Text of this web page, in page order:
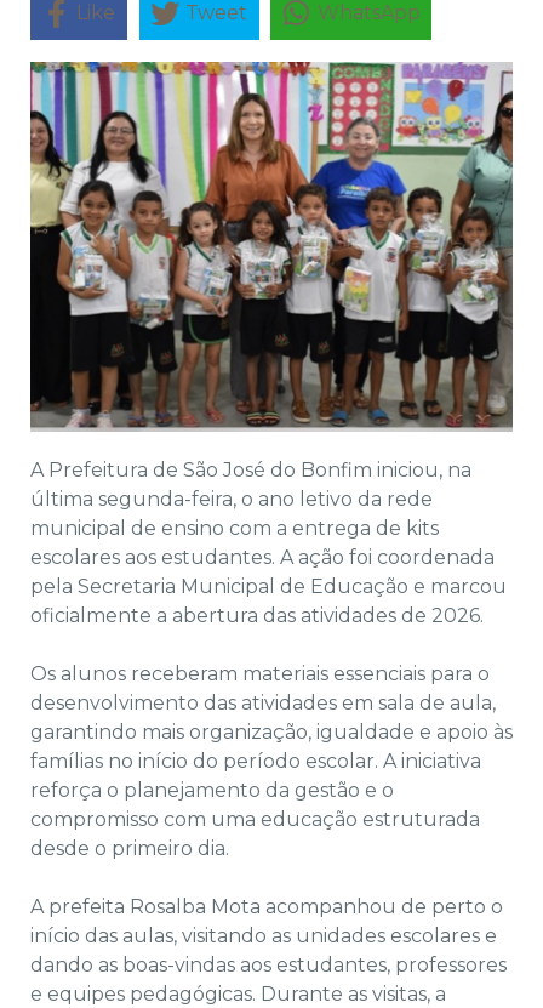
Like Tweet WhatsApp
A Prefeitura de São José do Bonfim iniciou, na
última segunda-feira, o ano letivo da rede
municipal de ensino com a entrega de kits
escolares aos estudantes. A ação foi coordenada
pela Secretaria Municipal de Educação e marcou
oficialmente a abertura das atividades de 2026.
Os alunos receberam materiais essenciais para o
desenvolvimento das atividades em sala de aula,
garantindo mais organização, igualdade e apoio às
famílias no início do período escolar. A iniciativa
reforça o planejamento da gestão e o
compromisso com uma educação estruturada
desde o primeiro dia.
A prefeita Rosalba Mota acompanhou de perto o
início das aulas, visitando as unidades escolares e
dando as boas-vindas aos estudantes, professores
e equipes pedagógicas. Durante as visitas, a